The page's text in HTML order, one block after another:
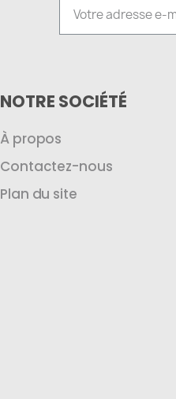
NOTRE SOCIÉTÉ
À propos
Contactez-nous
Plan du site